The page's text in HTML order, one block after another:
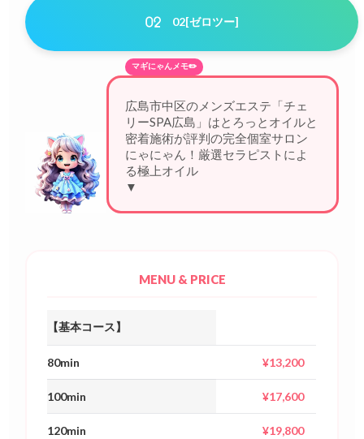
02[ゼロツー]
マギにゃんメモ✏️
広島市中区のメンズエステ「チェ
リーSPA広島」はとろっとオイルと
密着施術が評判の完全個室サロン
にゃにゃん！厳選セラピストによ
る極上オイルトリートメント
▼
MENU & PRICE
【基本コース】
80min ¥13,200
100min ¥17,600
120min ¥19,800